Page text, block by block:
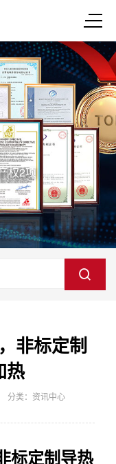
权2项
非标定制
热
分类： 资讯中心
标定制导热